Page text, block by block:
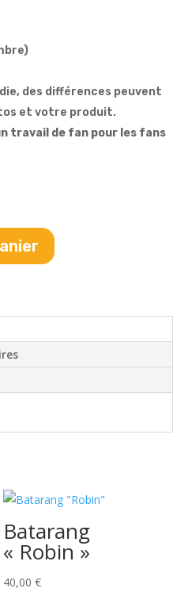
des différences peuvent
et votre produit.
travail de fan pour les fans
Batarang
« Robin »
40,00 €